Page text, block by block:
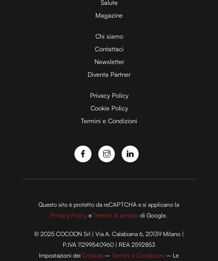
i
d
e
o
Salute
Magazine
Chi siamo
Contattaci
Newsletter
Diventa Partner
Privacy Policy
Cookie Policy
Termini e Condizioni
Questo sito è protetto da reCAPTCHA e si applicano la
Privacy Policy eTermini di servizio di Google.
© 2025 COCOON Srl | Via A. Calabiana 6, 20139 Milano |
P.IVA 11299540960 | REA 2592853
Impostazioni deiCookies –Termini e Condizioni – Le